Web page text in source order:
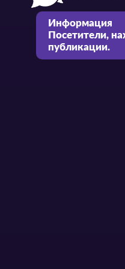
Информация
Посетители,
публикации.